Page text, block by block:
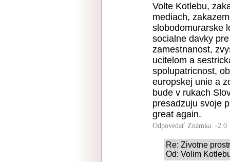
Volte Kotlebu,
mediach,
slobodomurarske
socialne davky
zamestnanost,
ucitelom a
spolupatricnost,
europskej unie a
bude v rukach
presadzuju svoje
great again.
Odpovedať Známka: -2.0
Re: Zivotne
Od: Volim